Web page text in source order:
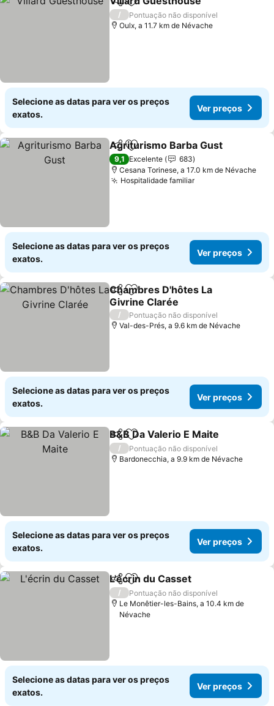
PartilharAdicionar aos favoritos
/
Pontuação não disponível
Oulx, a 11.7 km de Névache
Selecione as datas para ver os preços
exatos.
Ver preços
PartilharAdicionar aos favoritos
Agriturismo Barba Gust
9,1 Excelente
683
Cesana Torinese, a 17.0 km de Névache
Hospitalidade familiar
Selecione as datas para ver os preços
exatos.
Ver preços
PartilharAdicionar aos favoritos
Chambres D'hôtes La
Givrine Clarée
/
Pontuação não disponível
Val-des-Prés, a 9.6 km de Névache
Selecione as datas para ver os preços
exatos.
Ver preços
PartilharAdicionar aos favoritos
B&B Da Valerio E Maite
/
Pontuação não disponível
Bardonecchia, a 9.9 km de Névache
Selecione as datas para ver os preços
exatos.
Ver preços
PartilharAdicionar aos favoritos
L'écrin du Casset
/
Pontuação não disponível
Le Monêtier-les-Bains, a 10.4 km de
Névache
Selecione as datas para ver os preços
exatos.
Ver preços